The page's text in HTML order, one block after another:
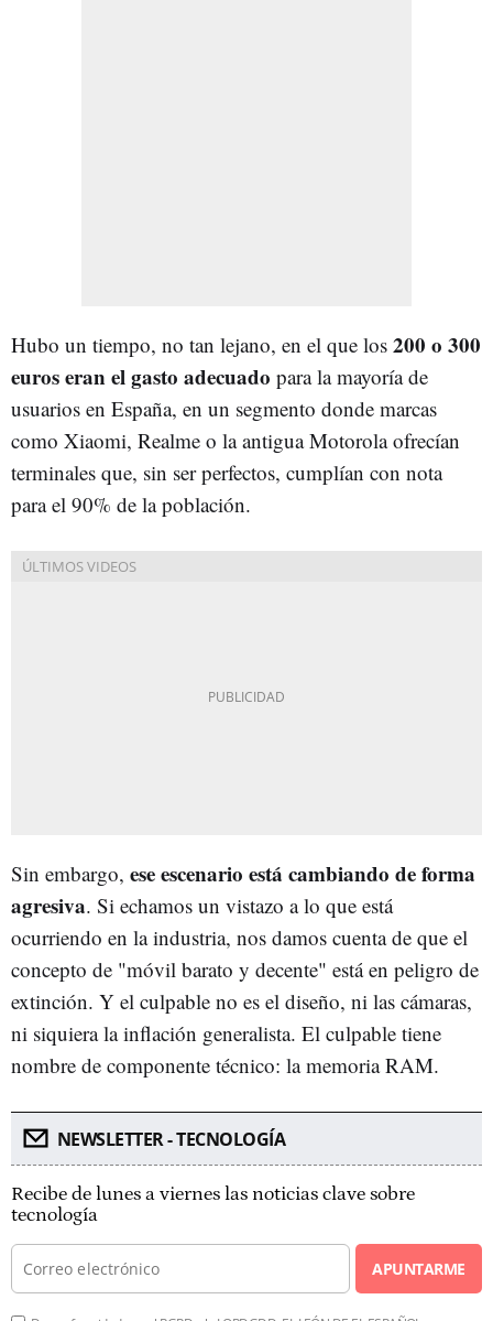
Hubo un tiempo, no tan lejano, en el que los 200 o 300
euros eran el gasto adecuado para la mayoría de
usuarios en España, en un segmento donde marcas
como Xiaomi, Realme o la antigua Motorola ofrecían
terminales que, sin ser perfectos, cumplían con nota
para el 90% de la población.
Sin embargo, ese escenario está cambiando de forma
agresiva. Si echamos un vistazo a lo que está
ocurriendo en la industria, nos damos cuenta de que el
concepto de "móvil barato y decente" está en peligro de
extinción. Y el culpable no es el diseño, ni las cámaras,
ni siquiera la inflación generalista. El culpable tiene
nombre de componente técnico: la memoria RAM.
NEWSLETTER - TECNOLOGÍA
Recibe de lunes a viernes las noticias clave sobre
tecnología
APUNTARME